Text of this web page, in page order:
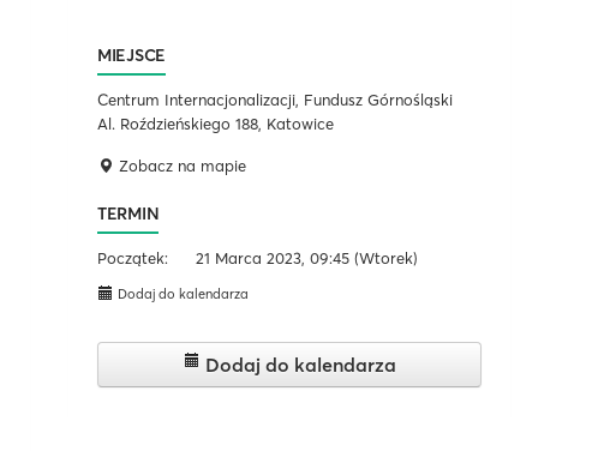
MIEJSCE
Centrum Internacjonalizacji, Fundusz Górnośląski
Al. Roździeńskiego 188, Katowice
Zobacz na mapie
TERMIN
Początek: 21 Marca 2023, 09:45 (Wtorek)
Dodaj do kalendarza
Dodaj do kalendarza